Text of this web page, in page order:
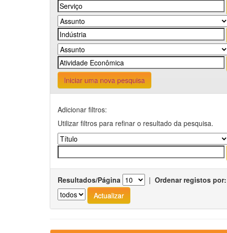
Iniciar uma nova pesquisa
Adicionar filtros:
Utilizar filtros para refinar o resultado da pesquisa.
Resultados/Página | Ordenar registos por: